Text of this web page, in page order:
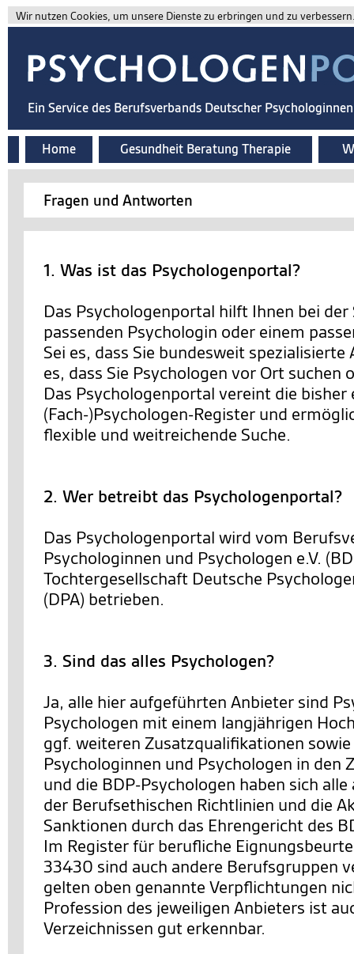
Wir nutzen Cookies, um unsere Dienste zu erbringen und zu
Ein Service des Berufsverbands Deutscher
Home Gesundheit Beratung Therapie
Fragen und Antworten
1. Was ist das Psychologenportal?
Das Psychologenportal hilft Ihnen bei der
passenden Psychologin oder einem
Sei es, dass Sie bundesweit spezialisierte
es, dass Sie Psychologen vor Ort suchen
Das Psychologenportal vereint die bisher
(Fach-)Psychologen-Register und
flexible und weitreichende Suche.
2. Wer betreibt das Psychologenportal?
Das Psychologenportal wird vom
Psychologinnen und Psychologen e.V.
Tochtergesellschaft Deutsche
(DPA) betrieben.
3. Sind das alles Psychologen?
Ja, alle hier aufgeführten Anbieter sind
Psychologen mit einem langjährigen
ggf. weiteren Zusatzqualifikationen
Psychologinnen und Psychologen in den
und die BDP-Psychologen haben sich
der Berufsethischen Richtlinien und die
Sanktionen durch das Ehrengericht des
Im Register für berufliche
33430 sind auch andere Berufsgruppen
gelten oben genannte Verpflichtungen
Profession des jeweiligen Anbieters ist
Verzeichnissen gut erkennbar.